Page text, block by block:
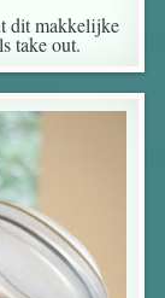
dit makkelijke
take out.